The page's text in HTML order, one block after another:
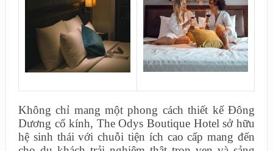
Không chỉ mang một phong cách thiết kế Đông
Dương cổ kính, The Odys Boutique Hotel sở hữu
hệ sinh thái với chuỗi tiện ích cao cấp mang đến